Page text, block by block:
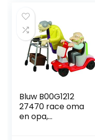
Bluw B00G1212
27470 race oma
en opa,